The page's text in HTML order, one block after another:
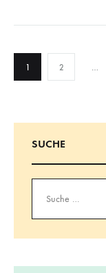
Beiträge
1 2 …
SUCHE